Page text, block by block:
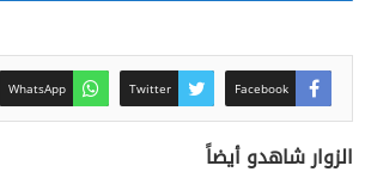
Facebook
Twitter
WhatsApp
الزوار شاهدو أيضاً